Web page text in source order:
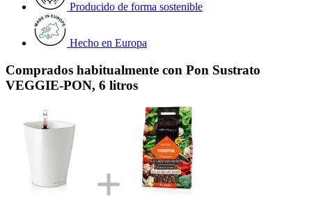
Producido de forma sostenible
Hecho en Europa
Comprados habitualmente con Pon Sustrato
VEGGIE-PON, 6 litros